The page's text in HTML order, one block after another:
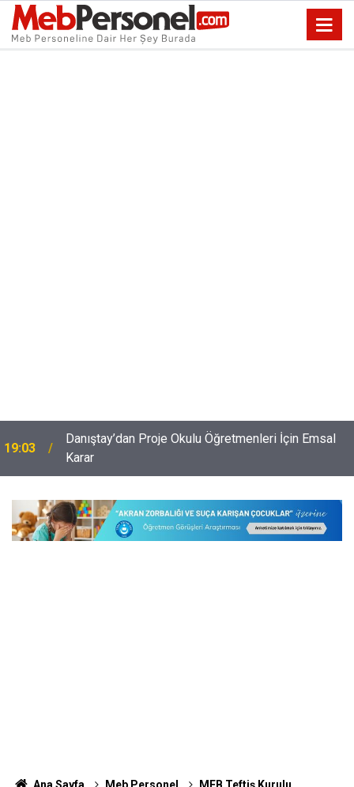
19:03
Danıştay’dan Proje Okulu Öğretmenleri İçin Emsal
Karar